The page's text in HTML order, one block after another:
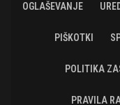
OGLAŠEVANJE
PIŠKOTKI
POLITIKA
PRAVILA